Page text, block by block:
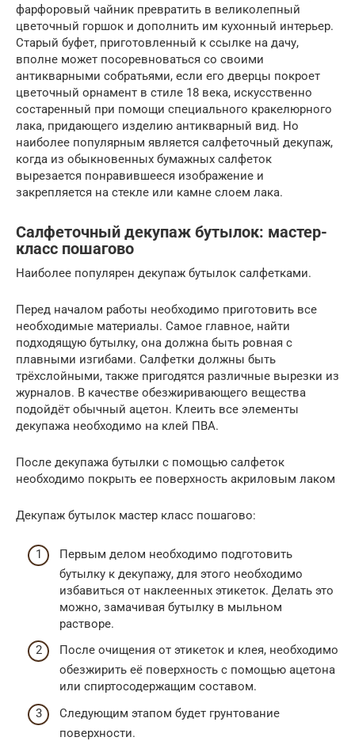
фарфоровый чайник превратить в великолепный
цветочный горшок и дополнить им кухонный интерьер.
Старый буфет, приготовленный к ссылке на дачу,
вполне может посоревноваться со своими
антикварными собратьями, если его дверцы покроет
цветочный орнамент в стиле 18 века, искусственно
состаренный при помощи специального кракелюрного
лака, придающего изделию антикварный вид. Но
наиболее популярным является салфеточный декупаж,
когда из обыкновенных бумажных салфеток
вырезается понравившееся изображение и
закрепляется на стекле или камне слоем лака.
Салфеточный декупаж бутылок: мастер-
класс пошагово
Наиболее популярен декупаж бутылок салфетками.
Перед началом работы необходимо приготовить все
необходимые материалы. Самое главное, найти
подходящую бутылку, она должна быть ровная с
плавными изгибами. Салфетки должны быть
трёхслойными, также пригодятся различные вырезки из
журналов. В качестве обезжиривающего вещества
подойдёт обычный ацетон. Клеить все элементы
декупажа необходимо на клей ПВА.
После декупажа бутылки с помощью салфеток
необходимо покрыть ее поверхность акриловым лаком
Декупаж бутылок мастер класс пошагово:
Первым делом необходимо подготовить
бутылку к декупажу, для этого необходимо
избавиться от наклеенных этикеток. Делать это
можно, замачивая бутылку в мыльном
растворе.
После очищения от этикеток и клея, необходимо
обезжирить её поверхность с помощью ацетона
или спиртосодержащим составом.
Следующим этапом будет грунтование
поверхности.